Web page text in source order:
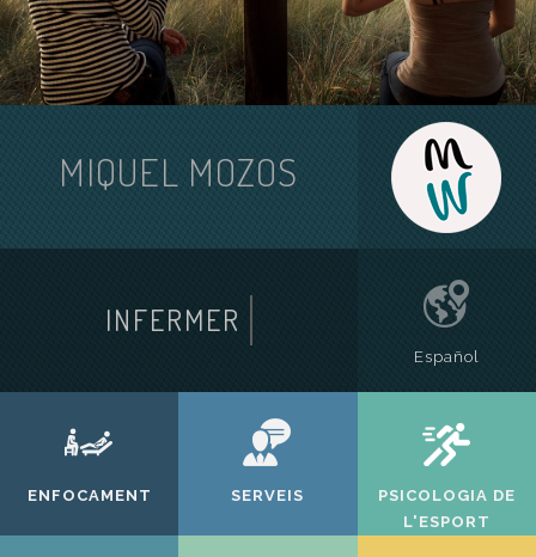
MIQUEL MOZOS
INFERMER
Español
ENFOCAMENT SERVEIS
PSICOLOGIA DE
L'ESPORT